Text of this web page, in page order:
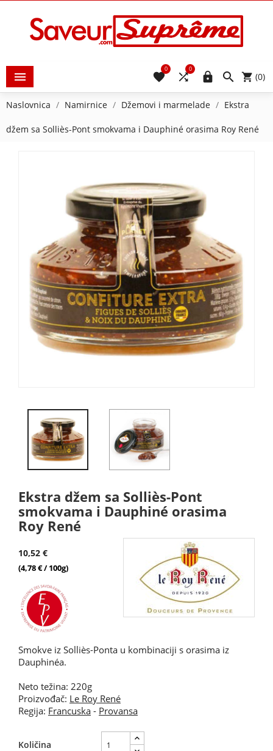
  (0)


0

0
Naslovnica Namirnice Džemovi i marmelade Ekstra
džem sa Solliès-Pont smokvama i Dauphiné orasima Roy René
Ekstra džem sa Solliès-Pont
smokvama i Dauphiné orasima
Roy René
10,52 €
(4,78 € / 100g)
Smokve iz Solliès-Ponta u kombinaciji s orasima iz
Dauphinéa.
Neto težina: 220g
Proizvođač: Le Roy René
Regija: Francuska - Provansa
Količina